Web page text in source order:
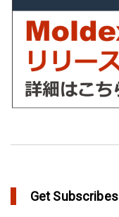
Get Subscribes